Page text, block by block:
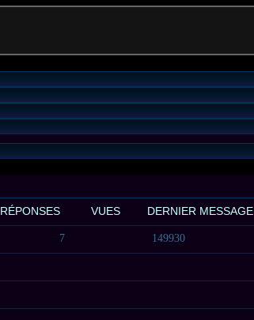
RÉPONSES VUES DERNIER MESSAGE
7 149930